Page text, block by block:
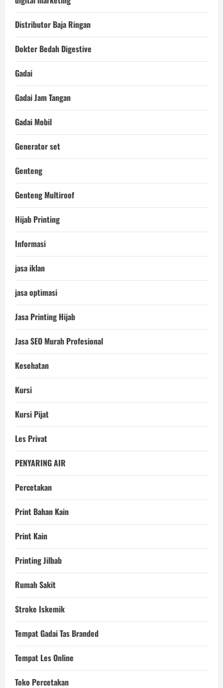
Distributor Baja Ringan
Dokter Bedah Digestive
Gadai
Gadai Jam Tangan
Gadai Mobil
Generator set
Genteng
Genteng Multiroof
Hijab Printing
Informasi
jasa iklan
jasa optimasi
Jasa Printing Hijab
Jasa SEO Murah Profesional
Kesehatan
Kursi
Kursi Pijat
Les Privat
PENYARING AIR
Percetakan
Print Bahan Kain
Print Kain
Printing Jilbab
Rumah Sakit
Stroke Iskemik
Tempat Gadai Tas Branded
Tempat Les Online
Toko Percetakan